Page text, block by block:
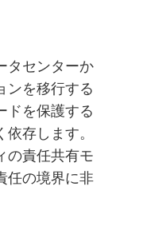
タセンターか
ンを移行する
ドを保護する
存します。
の責任共有モ
任の境界に非